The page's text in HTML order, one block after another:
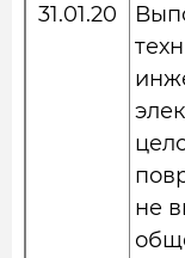
31.01.20
не